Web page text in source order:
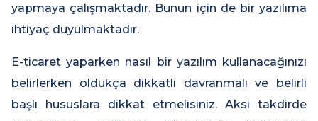
yapmaya çalışmaktadır. Bunun için de bir yazılıma
ihtiyaç duyulmaktadır.
E-ticaret yaparken nasıl bir yazılım kullanacağınızı
belirlerken oldukça dikkatli davranmalı ve belirli
başlı hususlara dikkat etmelisiniz. Aksi takdirde